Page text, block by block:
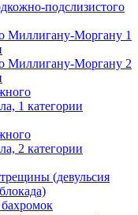
подслизистого
Миллигану-Моргану 1
Миллигану-Моргану 2
1 категории
2 категории
(девульсия